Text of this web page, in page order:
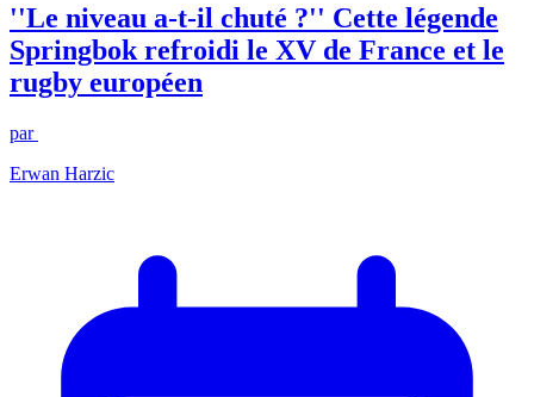
''Le niveau a-t-il chuté ?'' Cette légende
Springbok refroidi le XV de France et le
rugby européen
par
Erwan Harzic